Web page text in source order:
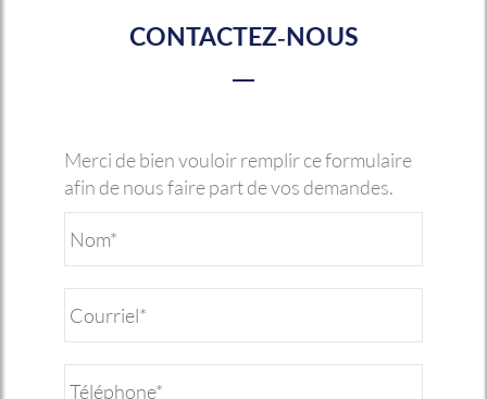
CONTACTEZ-NOUS
Merci de bien vouloir remplir ce formulaire
afin de nous faire part de vos demandes.